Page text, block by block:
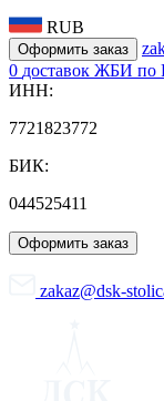
RUB
Оформить заказ
0 доставок ЖБИ по
ИНН:
7721823772
БИК:
044525411
Оформить заказ
zakaz@dsk-